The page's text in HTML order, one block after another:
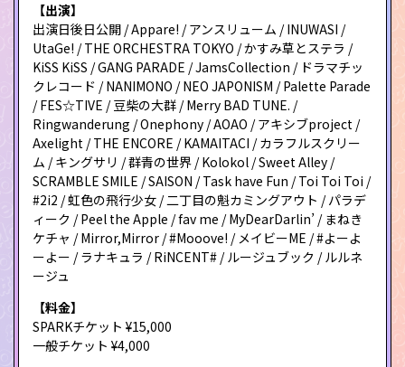
【出演】
出演日後日公開 / Appare! / アンスリューム / INUWASI /
UtaGe! / THE ORCHESTRA TOKYO / かすみ草とステラ /
KiSS KiSS / GANG PARADE / JamsCollection / ドラマチッ
クレコード / NANIMONO / NEO JAPONISM / Palette Parade
/ FES☆TIVE / 豆柴の大群 / Merry BAD TUNE. /
Ringwanderung / Onephony / AOAO / アキシブproject /
Axelight / THE ENCORE / KAMAITACI / カラフルスクリー
ム / キングサリ / 群青の世界 / Kolokol / Sweet Alley /
SCRAMBLE SMILE / SAISON / Task have Fun / Toi Toi Toi /
#2i2 / 虹色の飛行少女 / 二丁目の魁カミングアウト / パラデ
ィーク / Peel the Apple / fav me / MyDearDarlin’ / まねき
ケチャ / Mirror,Mirror / #Mooove! / メイビーME / #よーよ
ーよー / ラナキュラ / RiNCENT# / ルージュブック / ルルネ
ージュ
【料金】
SPARKチケット ¥15,000
一般チケット ¥4,000